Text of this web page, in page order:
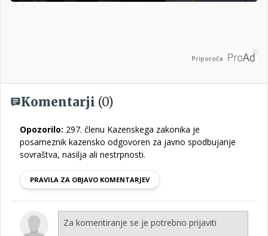
Priporoča
Komentarji (0)
Opozorilo: 297. členu Kazenskega zakonika je
posameznik kazensko odgovoren za javno spodbujanje
sovraštva, nasilja ali nestrpnosti.
PRAVILA ZA OBJAVO KOMENTARJEV